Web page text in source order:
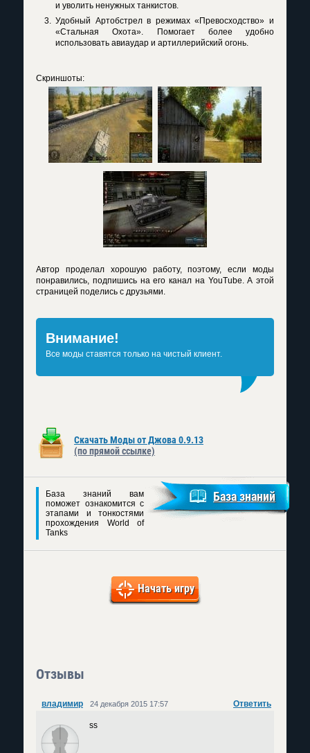
и уволить ненужных танкистов.
Удобный Артобстрел в режимах «Превосходство» и
«Стальная Охота». Помогает более удобно
использовать авиаудар и артиллерийский огонь.
Скриншоты:
Автор проделал хорошую работу, поэтому, если моды
понравились, подпишись на его канал на YouTube. А этой
страницей поделись с друзьями.
Внимание!
Все моды ставятся только на чистый клиент.
Скачать Моды от Джова 0.9.13
(по прямой ссылке)
База знаний вам
поможет ознакомится с
этапами и тонкостями
прохождения World of
Tanks
База знаний
Начать игру
Отзывы
владимир Ответить
24 декабря 2015 17:57
ss